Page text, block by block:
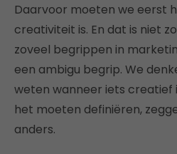
Daarvoor moeten we eerst
creativiteit is. En dat is niet
zoveel begrippen in
een ambigu begrip. We
weten wanneer iets creatief
het moeten definiëren,
anders.